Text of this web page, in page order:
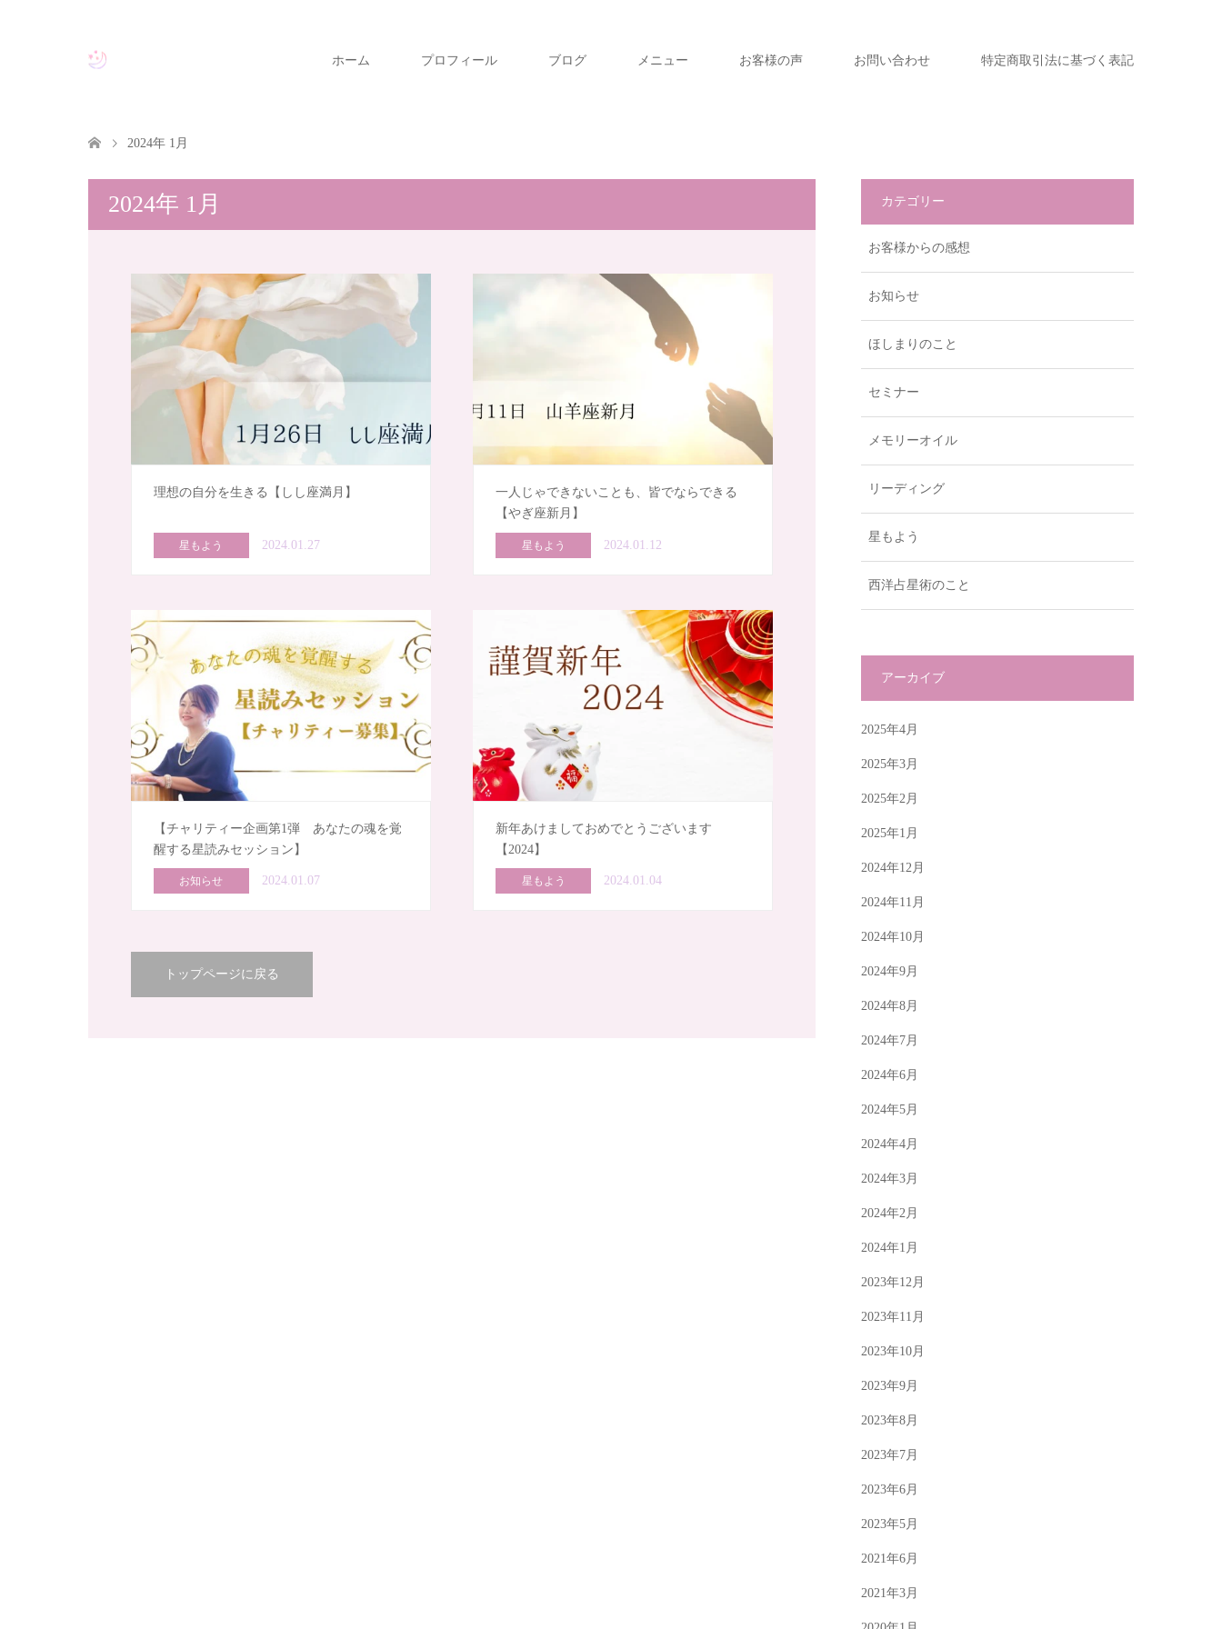
ホーム プロフィール ブログ メニュー お客様の声 お問い合わせ 特定商取引法に基づく表記
2024年 1月
2024年 1月
理想の自分を生きる【しし座満月】
星もよう 2024.01.27
一人じゃできないことも、皆でならできる
【やぎ座新月】
星もよう 2024.01.12
【チャリティー企画第1弾 あなたの魂を覚
醒する星読みセッション】
お知らせ 2024.01.07
新年あけましておめでとうございます
【2024】
星もよう 2024.01.04
トップページに戻る
カテゴリー
お客様からの感想
お知らせ
ほしまりのこと
セミナー
メモリーオイル
リーディング
星もよう
西洋占星術のこと
アーカイブ
2025年4月
2025年3月
2025年2月
2025年1月
2024年12月
2024年11月
2024年10月
2024年9月
2024年8月
2024年7月
2024年6月
2024年5月
2024年4月
2024年3月
2024年2月
2024年1月
2023年12月
2023年11月
2023年10月
2023年9月
2023年8月
2023年7月
2023年6月
2023年5月
2021年6月
2021年3月